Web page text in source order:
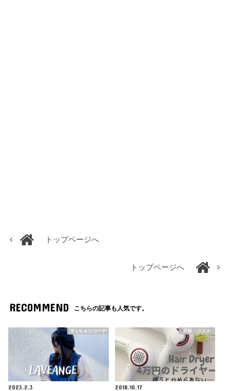
トップページへ
トップページへ
RECOMMEND こちらの記事も人気です。
ぽっちゃりコーデ
2023.2.3
美容・コスメ
2018.10.17